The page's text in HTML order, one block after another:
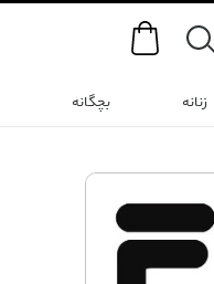
Search
زنانه بچگانه